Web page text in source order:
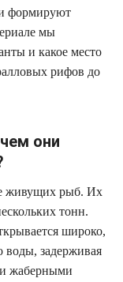
формируют
мы
и какое место
рифов до
они
живущих рыб. Их
тонн.
широко,
воды, задерживая
жаберными